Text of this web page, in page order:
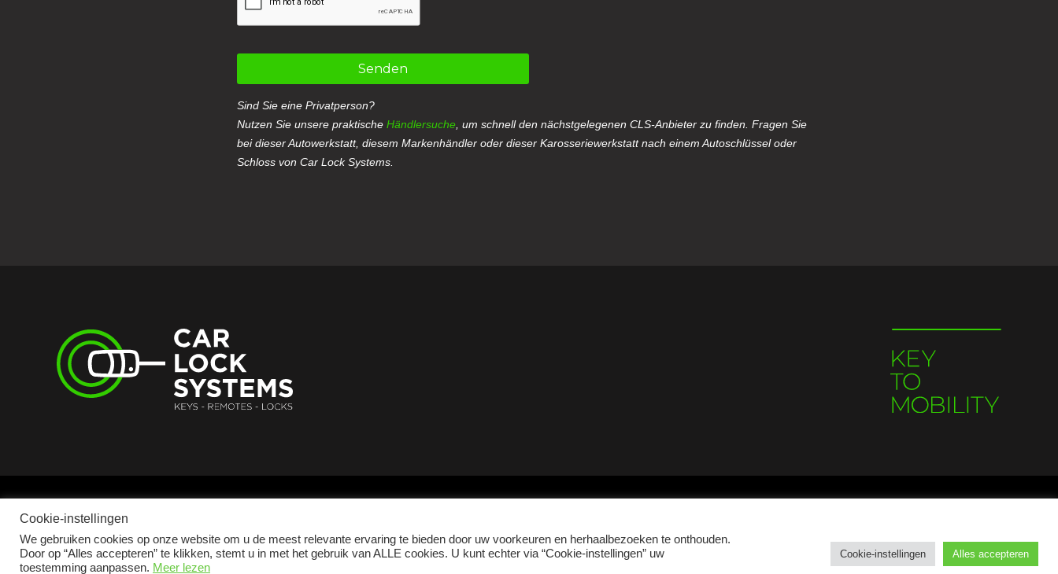
Senden
Sind Sie eine Privatperson?
Nutzen Sie unsere praktischeHändlersuche , um schnell den nächstgelegenen CLS-Anbieter zu finden. Fragen Sie
bei dieser Autowerkstatt, diesem Markenhändler oder dieser Karosseriewerkstatt nach einem Autoschlüssel oder
Schloss von Car Lock Systems.
2026 © Car Lock Systems
Cookie-instellingen
We gebruiken cookies op onze website om u de meest relevante ervaring te bieden door uw voorkeuren en herhaalbezoeken te onthouden.
Door op “Alles accepteren” te klikken, stemt u in met het gebruik van ALLE cookies. U kunt echter via “Cookie-instellingen” uw
toestemming aanpassen. Meer lezen
Cookie-instellingen Alles accepteren